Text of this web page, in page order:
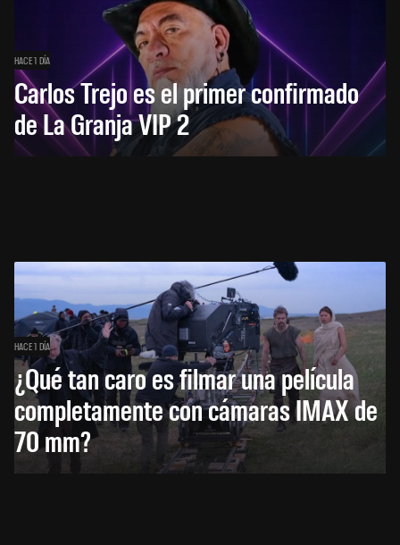
HACE 1 DÍA
Carlos Trejo es el primer confirmado
de La Granja VIP 2
HACE 1 DÍA
¿Qué tan caro es filmar una película
completamente con cámaras IMAX de
70 mm?